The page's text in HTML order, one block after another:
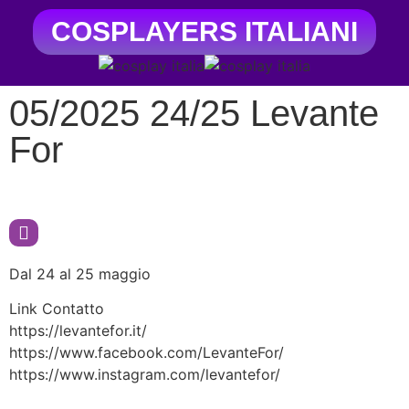
COSPLAYERS ITALIANI
05/2025 24/25 Levante
For
Dal 24 al 25 maggio
Link Contatto
https://levantefor.it/
https://www.facebook.com/LevanteFor/
https://www.instagram.com/levantefor/